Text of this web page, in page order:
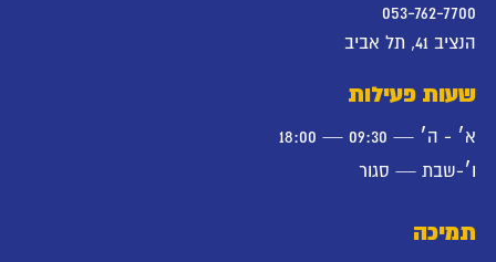
053-762-7700
הנציב 41, תל אביב
שעות פעילות
א׳ - ה׳ — 09:30 — 18:00
ו׳-שבת — סגור
תמיכה